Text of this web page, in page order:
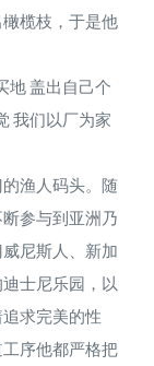
榄枝，于是他
地 盖出自己个
我们以厂为家
渔人码头。随
参与到亚洲乃
尼斯人、新加
士尼乐园，以
求完美的性
序他都严格把